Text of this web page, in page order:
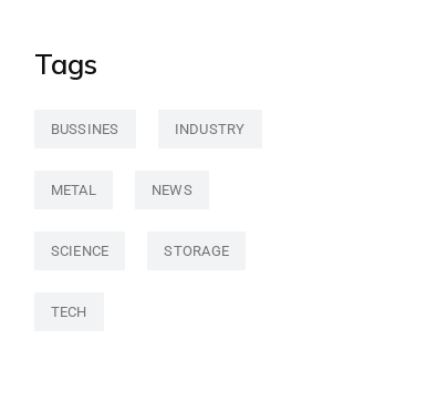
Tags
BUSSINES INDUSTRY
METAL NEWS
SCIENCE STORAGE
TECH